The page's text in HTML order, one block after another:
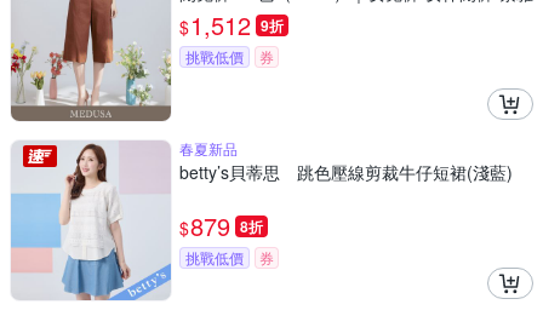
百搭
$1,512 9折
挑戰低價 券
春夏新品
betty’s貝蒂思 跳色壓線剪裁牛仔短裙(淺藍)
$879 8折
挑戰低價 券